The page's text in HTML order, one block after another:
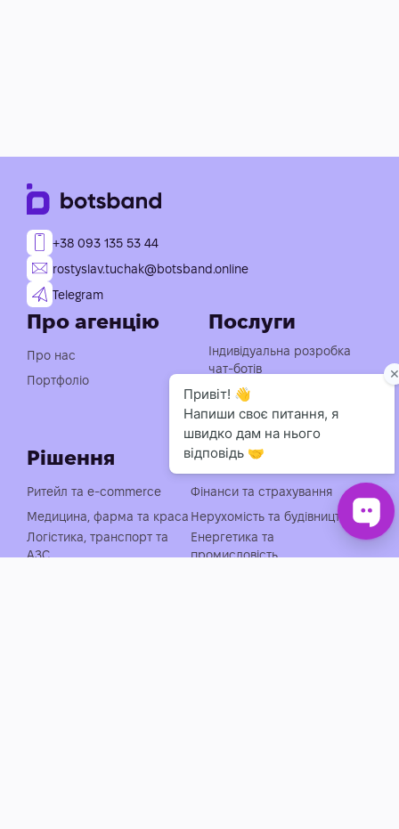
+38 093 135 53 44
rostyslav.tuchak@botsband.online
Telegram
Про агенцію
Про нас
Портфоліо
Рішення
Ритейл та e-commerce
Фінанси та страхування
Медицина, фарма та краса Нерухомість та будівництво
Логістика, транспорт та
АЗС
Енергетика та
промисловість
Послуги
Індивідуальна розробка
чат-ботів
Консультація із
Технічний супровід